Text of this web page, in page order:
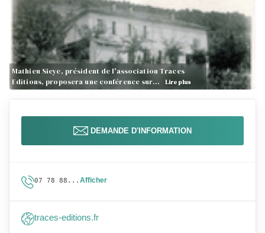
Mathieu Sieye, président de l'association Traces
Editions, proposera une conférence sur…
Lire plus
DEMANDE D'INFORMATION
07 78 88... Afficher
traces-editions.fr